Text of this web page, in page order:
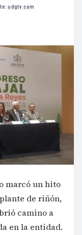
udgtv.com
marcó un hito
de riñón,
camino a
en la entidad.